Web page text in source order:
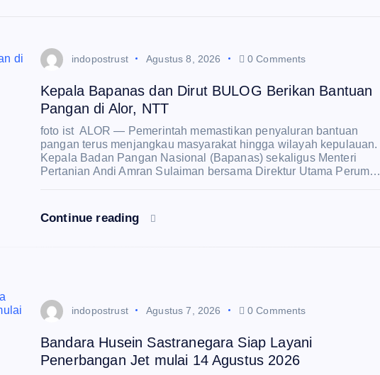
indopostrust Agustus 8, 2026 0 Comments
Kepala Bapanas dan Dirut BULOG Berikan Bantuan
Pangan di Alor, NTT
foto ist ALOR — Pemerintah memastikan penyaluran bantuan
pangan terus menjangkau masyarakat hingga wilayah kepulauan.
Kepala Badan Pangan Nasional (Bapanas) sekaligus Menteri
Pertanian Andi Amran Sulaiman bersama Direktur Utama Perum…
Continue reading
indopostrust Agustus 7, 2026 0 Comments
Bandara Husein Sastranegara Siap Layani
Penerbangan Jet mulai 14 Agustus 2026